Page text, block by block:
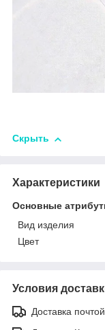
Скрыть
Характеристики
Основные
Вид изделия
Цвет
Условия
Доставка